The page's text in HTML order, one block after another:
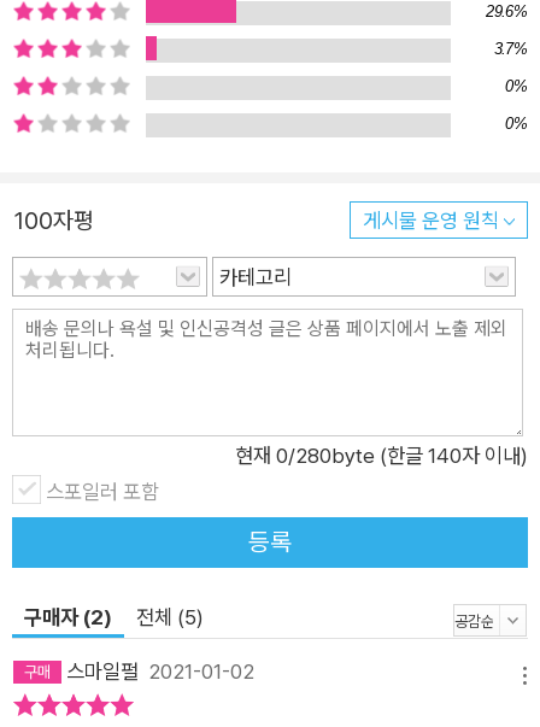
는 기회로 여긴다. 그러나 저자는 플랫폼 노동자의 증가는 임금
하락을 가져올 수 있으며, 더욱이 로봇의 발전으로 앞으로는 여러
일자리가 없어지기도 하고, 새롭게 만들어지기도 할 것이라 말한
다. 이에 따라 기업이 아닌 정부의 역할이 중요하다는 점을 강조
플랫폼 노동이 경제 흐름에서 거스를 수 없는 대세라면, 종사자들
을 위한 제도 개선과 사회적 지능의 향상이 절실히 필요한 시점이
다. 저자의 말처럼 인공지능과 로봇의 시대가 오고 있지만, 결국
모두 사람이 하는 일이며 사람들을 위해 할 일이니까. 오늘도 길
위에서 고군분투하는 플랫폼 노동자들, 저자는 이 책이 그들의 목
29.6%
3.7%
0%
0%
100자평 게시물 운영 원칙
카테고리
현재 0/280byte (한글 140자 이내)
스포일러 포함
등록
구매자 (2) 전체 (5)
스마일펄 2021-01-02